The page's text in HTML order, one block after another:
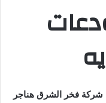
شركة فخر الشرق هناجر